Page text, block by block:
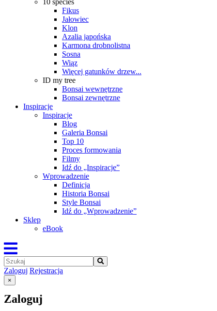
10 species
Fikus
Jałowiec
Klon
Azalia japońska
Karmona drobnolistna
Sosna
Wiąz
Więcej gatunków drzew...
ID my tree
Bonsai wewnętrzne
Bonsai zewnętrzne
Inspiracje
Inspiracje
Blog
Galeria Bonsai
Top 10
Proces formowania
Filmy
Idź do „Inspiracje”
Wprowadzenie
Definicja
Historia Bonsai
Style Bonsai
Idź do „Wprowadzenie”
Sklep
eBook
Zaloguj Rejestracja
×
Zaloguj